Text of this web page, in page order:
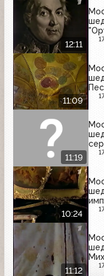
12:11
11:09
11:19
10:24
11:12